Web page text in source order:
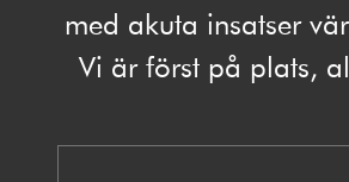
med akuta insatser
Vi är först på plats,